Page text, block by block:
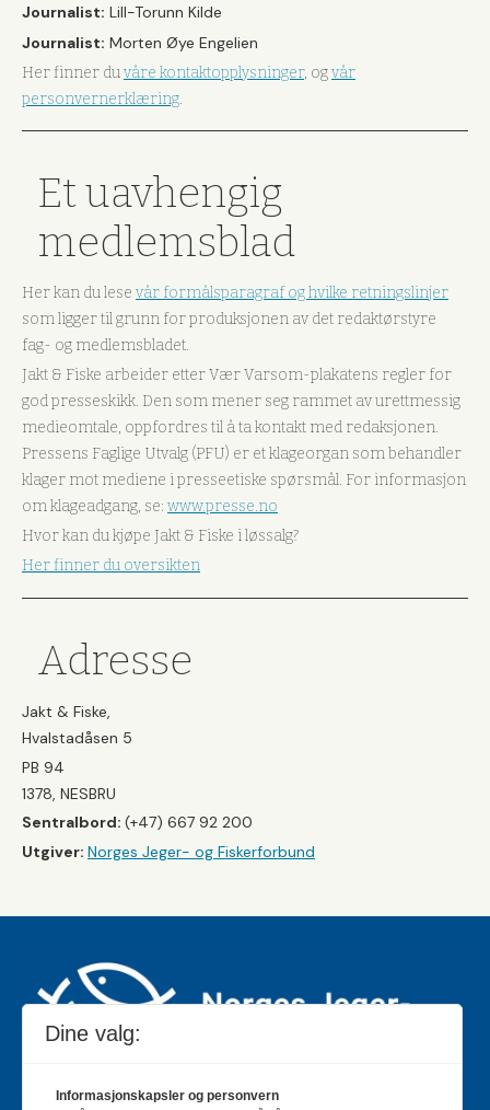
Journalist: Lill-Torunn Kilde
Journalist: Morten Øye Engelien
Her finner duvåre kontaktopplysninger, ogvår
personvernerklæring.
Et uavhengig
medlemsblad
Her kan du lese vår formålsparagraf og hvilke retningslinjer
som ligger til grunn for produksjonen av det redaktørstyre
fag- og medlemsbladet.
Jakt & Fiske arbeider etter Vær Varsom-plakatens regler for
god presseskikk. Den som mener seg rammet av urettmessig
medieomtale, oppfordres til å ta kontakt med redaksjonen.
Pressens Faglige Utvalg (PFU) er et klageorgan som behandler
klager mot mediene i presseetiske spørsmål. For informasjon
om klageadgang, se: www.presse.no
Hvor kan du kjøpe Jakt & Fiske i løssalg?
Her finner du oversikten
Adresse
Jakt & Fiske,
Hvalstadåsen 5
PB 94
1378, NESBRU
Sentralbord: (+47) 667 92 200
Utgiver: Norges Jeger- og Fiskerforbund
Dine valg:
Informasjonskapsler og personvern